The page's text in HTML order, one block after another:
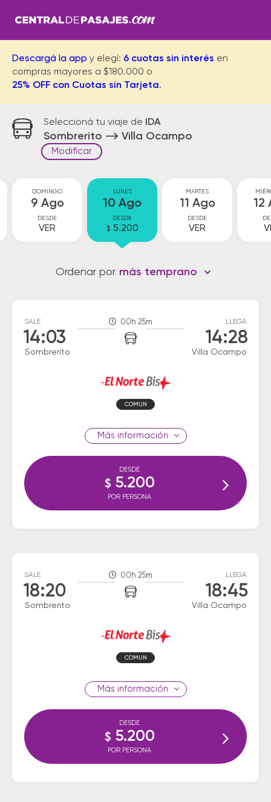
Descargá la app y elegí: 6 cuotas sin interés en
compras mayores a $180.000 o
25% OFF con Cuotas sin Tarjeta.
Seleccioná tu viaje de IDA
Sombrerito Villa Ocampo
Modificar
DOMINGO
9 Ago
DESDE
VER
LUNES
10 Ago
DESDE
$ 5.200
MARTES
11 Ago
DESDE
VER
12
Ordenar por más temprano
SALE
14:03
Sombrerito
00h 25m LLEGA
14:28
Villa Ocampo
COMUN
información
DESDE
$ 5.200
POR PERSONA
SALE
18:20
Sombrerito
00h 25m LLEGA
18:45
Villa Ocampo
COMUN
información
DESDE
$ 5.200
POR PERSONA